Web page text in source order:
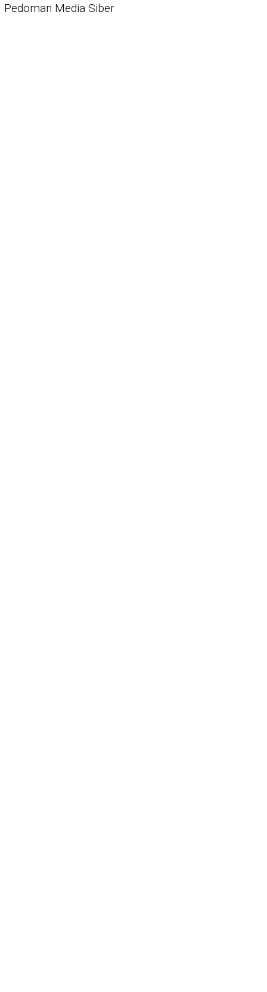
Pedoman Media Siber